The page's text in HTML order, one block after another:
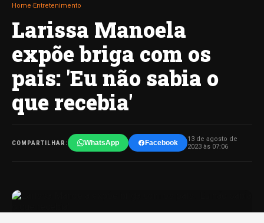
Home Entretenimento
Larissa Manoela
expõe briga com os
pais: 'Eu não sabia o
que recebia'
COMPARTILHAR: WhatsApp Facebook
13 de agosto de
2023 às 07:06